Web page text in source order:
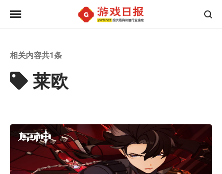
相关内容共1条
莱欧